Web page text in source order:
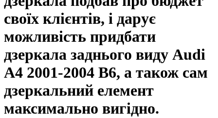
своїх клієнтів, і дарує
можливість придбати
дзеркала заднього виду Audi
A4 2001-2004 B6, а також сам
дзеркальний елемент
максимально вигідно.